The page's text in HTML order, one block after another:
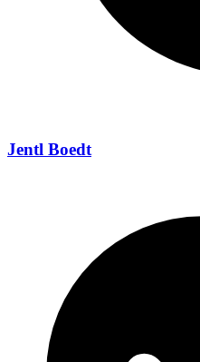
Jentl Boedt